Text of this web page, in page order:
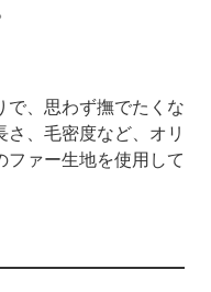
で、思わず撫でたくな
、毛密度など、オリ
ファー生地を使用して